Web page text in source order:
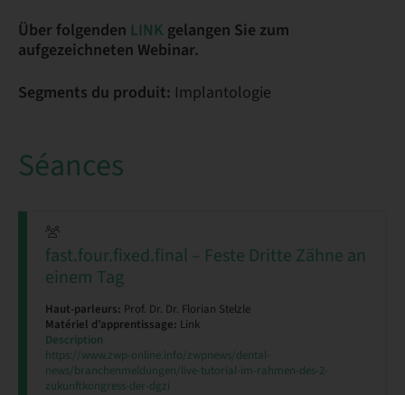
Über folgenden LINK gelangen Sie zum
aufgezeichneten Webinar.
Segments du produit: Implantologie
Séances
fast.four.fixed.final – Feste Dritte Zähne an
einem Tag
Haut-parleurs: Prof. Dr. Dr. Florian Stelzle
Matériel d’apprentissage: Link
Description
https://www.zwp-online.info/zwpnews/dental-
news/branchenmeldungen/live-tutorial-im-rahmen-des-2-
zukunftkongress-der-dgzi